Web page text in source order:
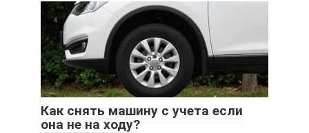
Как снять машину с учета если
она не на ходу?